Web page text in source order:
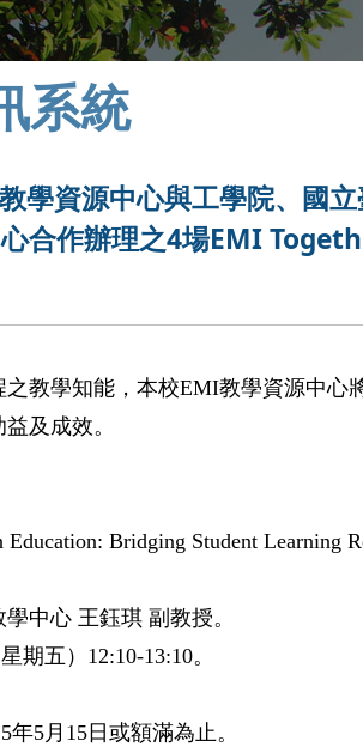
系統
學資源中心與工學院、國
合作辦理之4場EMI
之教學知能，本校EMI教學資源中心
及成效。
Bridging Student Learning
學中心 王鈺琪 副教授。
期五） 12:10-13:10。
年5月 15 日或額滿為止。